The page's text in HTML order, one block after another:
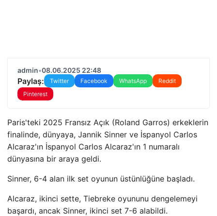
admin•08.06.2025 22:48
Paylaş: Twitter Facebook WhatsApp
Reddit
Pinterest
Paris'teki 2025 Fransız Açık (Roland Garros) erkeklerin
finalinde, dünyaya, Jannik Sinner ve İspanyol Carlos
Alcaraz'ın İspanyol Carlos Alcaraz'ın 1 numaralı
dünyasına bir araya geldi.
Sinner, 6-4 alan ilk set oyunun üstünlüğüne başladı.
Alcaraz, ikinci sette, Tiebreke oyununu dengelemeyi
başardı, ancak Sinner, ikinci set 7-6 alabildi.